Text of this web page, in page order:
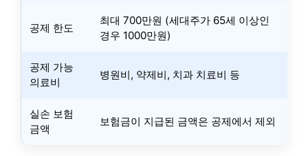
공제 한도
최대 700만원 (세대주가 65세 이상인
경우 1000만원)
공제 가능
의료비
병원비, 약제비, 치과 치료비 등
실손 보험
금액
보험금이 지급된 금액은 공제에서 제외